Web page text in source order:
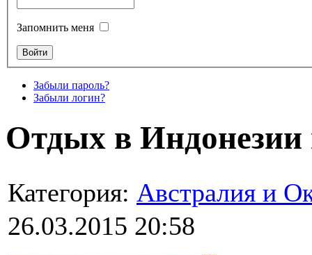
Запомнить меня
Забыли пароль?
Забыли логин?
Отдых в Индонезии
Категория: Австралия и
26.03.2015 20:58